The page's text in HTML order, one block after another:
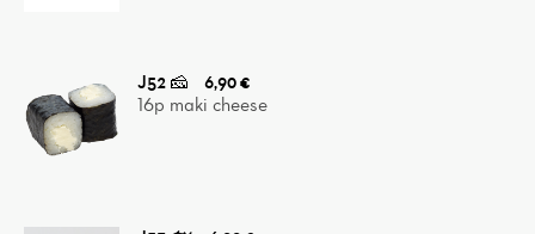
J52 🧀
6,90 €
16p maki cheese